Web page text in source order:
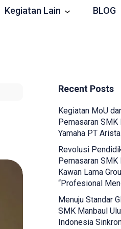
Kegiatan Lain BLOG
Recent Posts
Kegiatan MoU
Pemasaran SMK
Yamaha PT
Revolusi
Pemasaran SMK
Kawan Lama
“Profesional
Menuju Standar
SMK Manbaul
Indonesia